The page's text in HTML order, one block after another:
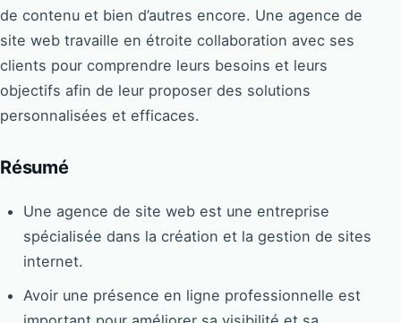
de contenu et bien d’autres encore. Une agence de
site web travaille en étroite collaboration avec ses
clients pour comprendre leurs besoins et leurs
objectifs afin de leur proposer des solutions
personnalisées et efficaces.
Résumé
Une agence de site web est une entreprise
spécialisée dans la création et la gestion de sites
internet.
Avoir une présence en ligne professionnelle est